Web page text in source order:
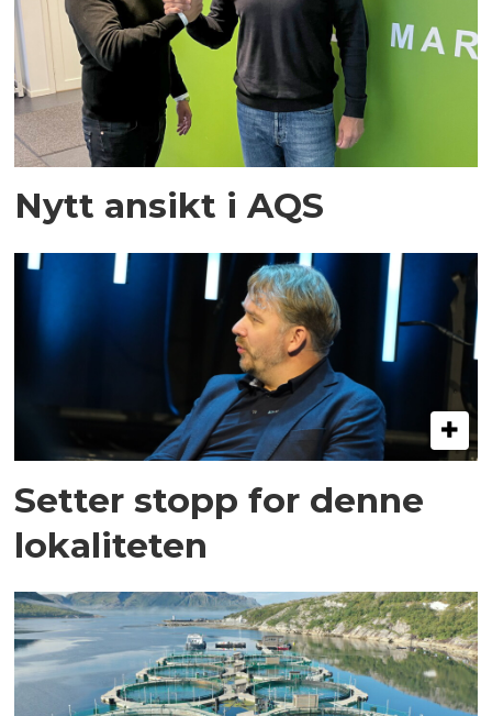
Nytt ansikt i AQS
Setter stopp for denne
lokaliteten